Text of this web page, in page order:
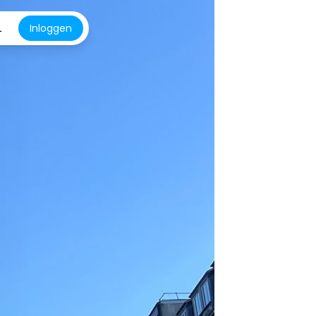
Inloggen